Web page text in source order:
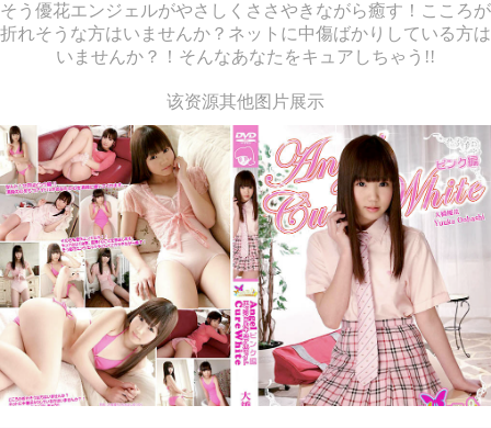
そう優花エンジェルがやさしくささやきながら癒す！こころが
折れそうな方はいませんか？ネットに中傷ばかりしている方は
いませんか？！そんなあなたをキュアしちゃう!!
该资源其他图片展示